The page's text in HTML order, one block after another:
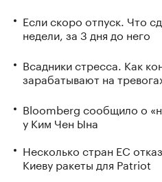
Если скоро отпуск. Что
недели, за 3 дня до него
Всадники стресса. Как
зарабатывают на
Bloomberg сообщило о
у Ким Чен Ына
Несколько стран ЕС
Киеву ракеты для Patriot